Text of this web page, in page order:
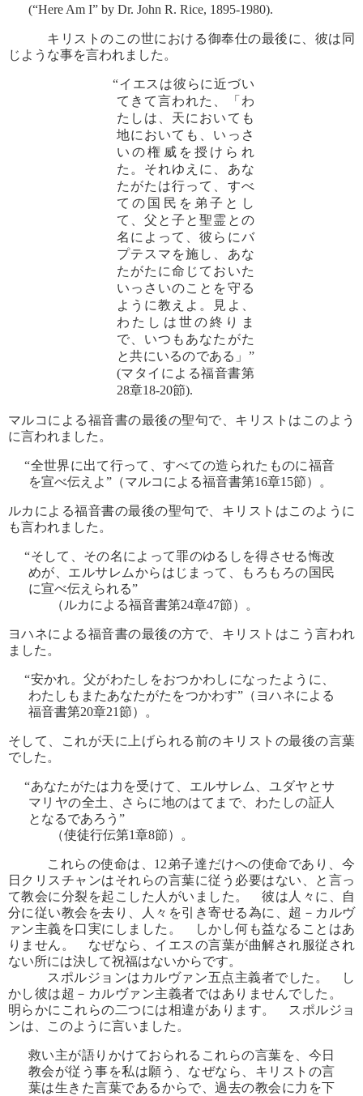
(“Here Am I” by Dr. John R. Rice, 1895-1980).
キリストのこの世における御奉仕の最後に、彼は同
じような事を言われました。
“イエスは彼らに近づい
てきて言われた、「わ
たしは、天においても
地においても、いっさ
いの権威を授けられ
た。それゆえに、あな
たがたは行って、すべ
ての国民を弟子とし
て、父と子と聖霊との
名によって、彼らにバ
プテスマを施し、あな
たがたに命じておいた
いっさいのことを守る
ように教えよ。見よ、
わたしは世の終りま
で、いつもあなたがた
と共にいるのである」”
(マタイによる福音書第
28章18‐20節).
マルコによる福音書の最後の聖句で、キリストはこのよう
に言われました。
“全世界に出て行って、すべての造られたものに福音
を宣べ伝えよ”（マルコによる福音書第16章15節）。
ルカによる福音書の最後の聖句で、キリストはこのように
も言われました。
“そして、その名によって罪のゆるしを得させる悔改
めが、エルサレムからはじまって、もろもろの国民
に宣べ伝えられる”
（ルカによる福音書第24章47節）。
ヨハネによる福音書の最後の方で、キリストはこう言われ
ました。
“安かれ。父がわたしをおつかわしになったように、
わたしもまたあなたがたをつかわす”（ヨハネによる
福音書第20章21節）。
そして、これが天に上げられる前のキリストの最後の言葉
でした。
“あなたがたは力を受けて、エルサレム、ユダヤとサ
マリヤの全土、さらに地のはてまで、わたしの証人
となるであろう”
（使徒行伝第1章8節）。
これらの使命は、12弟子達だけへの使命であり、今
日クリスチャンはそれらの言葉に従う必要はない、と言っ
て教会に分裂を起こした人がいました。 彼は人々に、自
分に従い教会を去り、人々を引き寄せる為に、超－カルヴ
ァン主義を口実にしました。 しかし何も益なることはあ
りません。 なぜなら、イエスの言葉が曲解され服従され
ない所には決して祝福はないからです。
スポルジョンはカルヴァン五点主義者でした。 し
かし彼は超－カルヴァン主義者ではありませんでした。
明らかにこれらの二つには相違があります。 スポルジョ
ンは、このように言いました。
救い主が語りかけておられるこれらの言葉を、今日
教会が従う事を私は願う、なぜなら、キリストの言
葉は生きた言葉であるからで、過去の教会に力を下